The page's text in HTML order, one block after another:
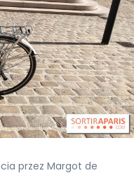
przez Margot de